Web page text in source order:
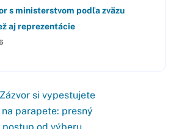
s ministerstvom podľa zväzu
aj reprezentácie